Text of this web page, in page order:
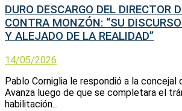
DURO DESCARGO DEL DIRECTOR
CONTRA MONZÓN: “SU
Y ALEJADO DE LA REALIDAD”
14/05/2026
Pablo Corniglia le respondió a la concejal
Avanza luego de que se completara el
habilitación...